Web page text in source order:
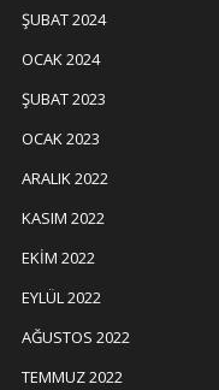
ŞUBAT 2024
OCAK 2024
ŞUBAT 2023
OCAK 2023
ARALIK 2022
KASIM 2022
EKIM 2022
EYLÜL 2022
AĞUSTOS 2022
TEMMUZ 2022